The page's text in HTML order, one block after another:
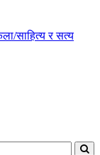
साहित्य र सत्य